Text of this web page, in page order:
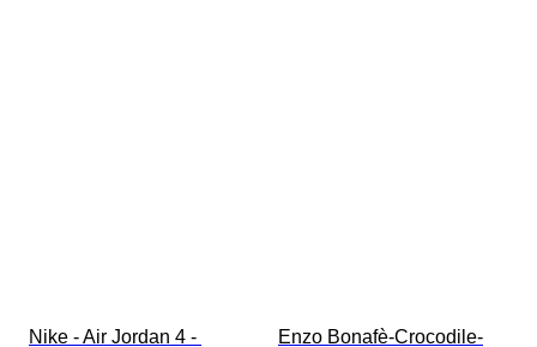
Nike - Air Jordan 4 -
Enzo Bonafè-Crocodile-